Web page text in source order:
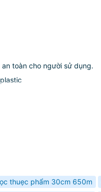
toàn cho người sử dụng.
thuẹc phẩm 30cm 650m